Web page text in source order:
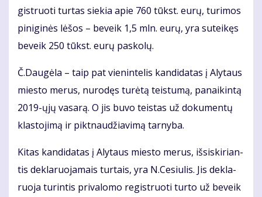
gist­ruo­ti tur­tas sie­kia apie 760 tūkst. eu­rų, tu­ri­mos
pi­ni­gi­nės lė­šos – be­veik 1,5 mln. eu­rų, yra su­tei­kęs
be­veik 250 tūkst. eu­rų pa­sko­lų.
Č.Dau­gė­la – taip pat vie­nin­te­lis kan­di­da­tas į Aly­taus
mies­to me­rus, nu­ro­dęs tu­rė­tą teis­tu­mą, pa­nai­kin­tą
2019-ųjų va­sa­rą. O jis bu­vo teis­tas už do­ku­men­tų
klas­to­ji­mą ir pik­tnau­džia­vi­mą tar­ny­ba.
Ki­tas kan­di­da­tas į Aly­taus mies­to me­rus, iš­si­ski­rian­
tis de­kla­ruo­ja­mais tur­tais, yra N.Ce­siu­lis. Jis de­kla­
ruo­ja tu­rin­tis pri­va­lo­mo re­gist­ruo­ti tur­to už be­veik